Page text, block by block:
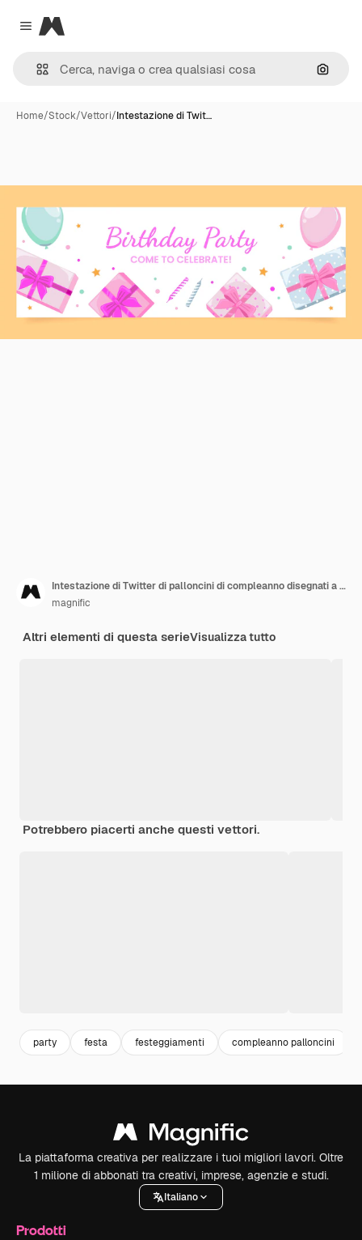
Close menu
Magnific
Cerca
Home/Stock/Vettori/Intestazione di Twit…
Intestazione di Twitter di palloncini di compleanno disegnati a mano
magnific
Altri elementi di questa serieVisualizza tutto
Potrebbero piacerti anche questi vettori.
party festa festeggiamenti compleanno palloncini
La piattaforma creativa per realizzare i tuoi migliori lavori. Oltre
1 milione di abbonati tra creativi, imprese, agenzie e studi.
Italiano
Prodotti